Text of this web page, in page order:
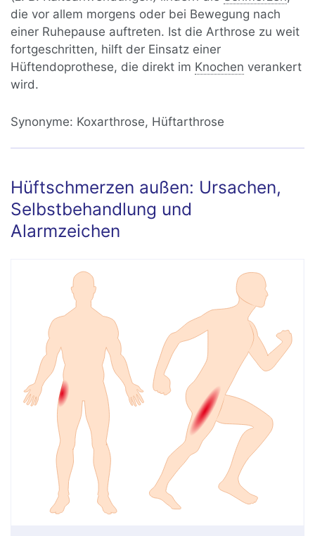
die vor allem morgens oder bei Bewegung nach
einer Ruhepause auftreten. Ist die Arthrose zu weit
fortgeschritten, hilft der Einsatz einer
Hüftendoprothese, die direkt im Knochen verankert
wird.
Synonyme: Koxarthrose, Hüftarthrose
Hüftschmerzen außen: Ursachen,
Selbstbehandlung und
Alarmzeichen